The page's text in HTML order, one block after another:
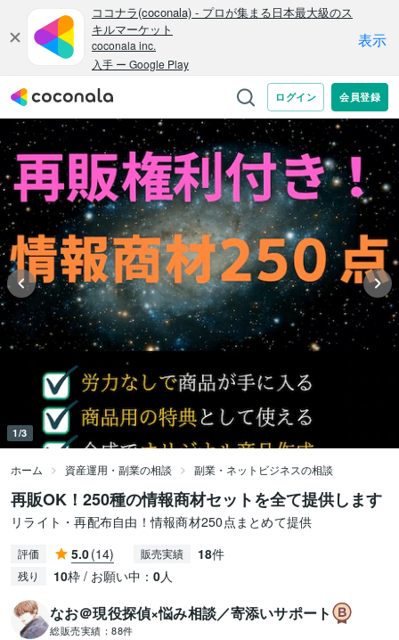
1/3
ホーム 資産運用・副業の相談 副業・ネットビジネスの相談
再販OK！250種の情報商材セットを全て提供します
リライト・再配布自由！情報商材250点まとめて提供
評価 5.0(14) 販売実績 18件
残り 10枠 / お願い中： 0人
なお＠現役探偵×悩み相談／寄添いサポート
総販売実績： 88件